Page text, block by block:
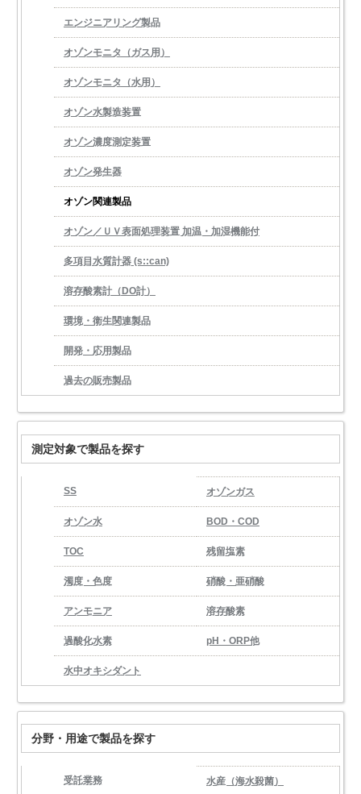
エンジニアリング製品
オゾンモニタ（ガス用）
オゾンモニタ（水用）
オゾン水製造装置
オゾン濃度測定装置
オゾン発生器
オゾン関連製品
オゾン／ＵＶ表面処理装置 加温・加湿機能付
多項目水質計器 (s::can)
溶存酸素計（DO計）
環境・衛生関連製品
開発・応用製品
過去の販売製品
測定対象で製品を探す
SS オゾンガス
オゾン水 BOD・COD
TOC 残留塩素
濁度・色度 硝酸・亜硝酸
アンモニア 溶存酸素
過酸化水素 pH・ORP他
水中オキシダント
分野・用途で製品を探す
受託業務 水産（海水殺菌）